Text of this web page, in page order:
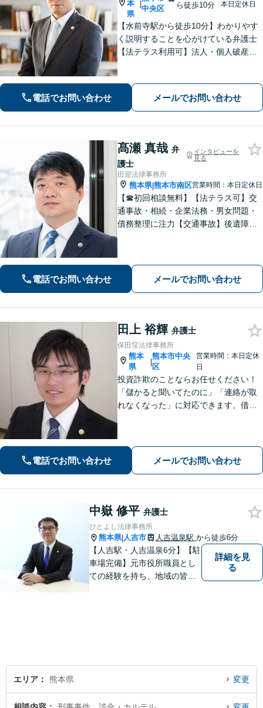
本
県
|
中央区
ら徒歩10分 本日定休日
【水前寺駅から徒歩10分】わかりやす
く説明することを心がけている弁護士
【法テラス利用可】法人・個人破産申
対応でスムーズに解決できるよう尽力
電話でお問い合わせ メールでお問い合わせ
髙瀬 真哉 弁
護士
インタビューを
見る
田迎法律事務所
熊本県|熊本市南区営業時間：本日定休日
【☎︎初回相談無料】【法テラス可】交
通事故・相続・企業法務・男女問題・
債務整理に注力【交通事故】後遺障害
電話でお問い合わせ メールでお問い合わせ
田上 裕輝 弁護士
保田窪法律事務所
熊本
県
|
熊本市中央
区
営業時間：本日定休
日
投資詐欺のことならお任せください！
「儲かると聞いてたのに」「連絡が取
れなくなった」に対応できます。借
電話でお問い合わせ メールでお問い合わせ
中嶽 修平 弁護士
ひとよし法律事務所
熊本県|人吉市 人吉温泉駅 から徒歩6分
【人吉駅・人吉温泉6分】【駐
車場完備】元市役所職員とし
ての経験を持ち、地域の皆さ
詳細を見
る
エリア 熊本県 変更